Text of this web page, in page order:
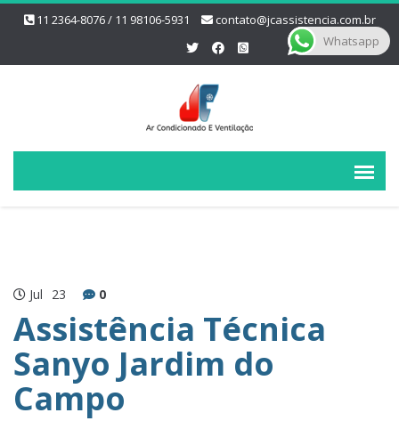
11 2364-8076 / 11 98106-5931 contato@jcassistencia.com.br
Jul 23 0
Assistência Técnica
Sanyo Jardim do
Campo
Whatsapp